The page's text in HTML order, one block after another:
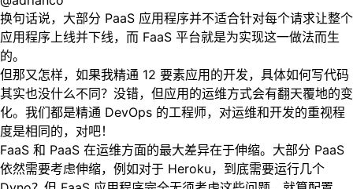
换句话说，大部分 PaaS 应用程序并不适合针对每个请求让整个
应用程序上线并下线，而 FaaS 平台就是为实现这一做法而生
的。
但那又怎样，如果我精通 12 要素应用的开发，具体如何写代码
其实也没什么不同？没错，但应用的运维方式会有翻天覆地的变
化。我们都是精通 DevOps 的工程师，对运维和开发的重视程
度是相同的，对吧！
FaaS 和 PaaS 在运维方面的最大差异在于伸缩。大部分 PaaS
依然需要考虑伸缩，例如对于 Heroku，到底需要运行几个